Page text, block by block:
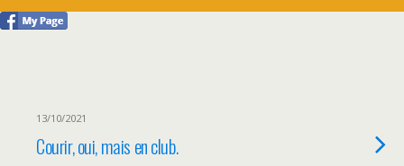
13/10/2021
Courir, oui, mais en club.